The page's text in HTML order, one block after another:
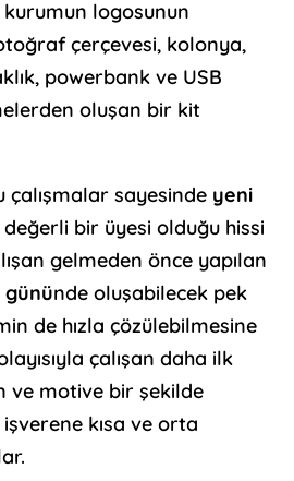
logosunun
çerçevesi, kolonya,
powerbank ve USB
oluşan bir kit
çalışmalar sayesinde yeni
değerli bir üyesi olduğu hissi
gelmeden önce yapılan
gününde oluşabilecek pek
de hızla çözülebilmesine
çalışan daha ilk
ve motive bir şekilde
kısa ve orta